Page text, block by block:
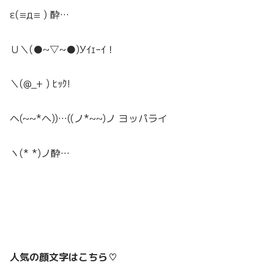
ε(≡д≡ ) 酔…
Ｕ＼(●~▽~●)Уｲｪｰｲ！
＼(@_+ ) ﾋｯｸ!
ヘ(~~*ヘ))…((ノ*~~)ノ ヨッパライ
ヽ(* *)ノ酔…
人気の顔文字はこちら♡